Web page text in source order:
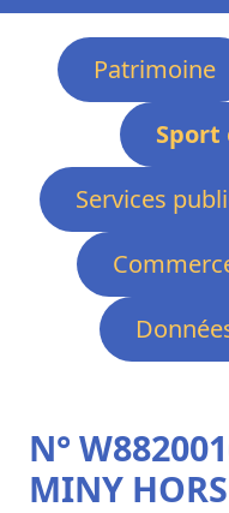
Patrimoine
Sport
Services
N°
MINY